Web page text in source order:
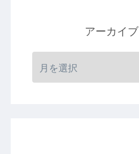
アーカイブ